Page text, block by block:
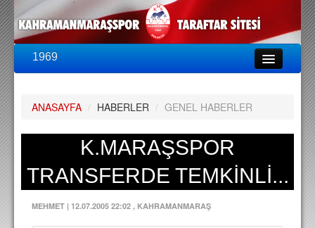
1969
PUAN DURUMU
FİKSTÜR
A TAKIM KADROSU
TEKNİK KADRO
ANASAYFA / HABERLER / GENEL HABERLER
K.MARAŞSPOR
TRANSFERDE TEMKİNLİ...
MEHMET | 12.07.2005 22:02 , KAHRAMANMARAŞ